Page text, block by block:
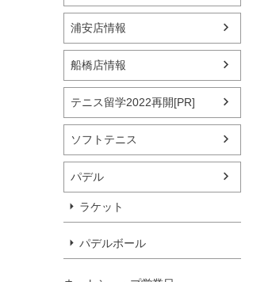
浦安店情報
船橋店情報
テニス留学2022再開[PR]
ソフトテニス
パデル
ラケット
パデルボール